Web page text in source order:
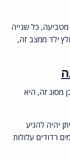
כל שנייה
ילד ממצב זה,
מסוג זה, היא
יהיה להגיע
רדודים עלולות